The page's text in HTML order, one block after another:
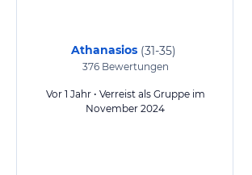
Athanasios (31-35)
376Bewertungen
Vor 1 Jahr • Verreist als Gruppe im
November 2024